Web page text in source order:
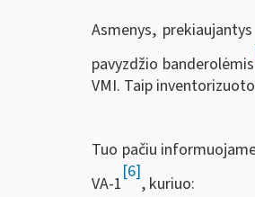
Asmenys,
pavyzdžio banderolėmis
VMI. Taip
Tuo pačiu
VA-1
[6]
, kuriuo: